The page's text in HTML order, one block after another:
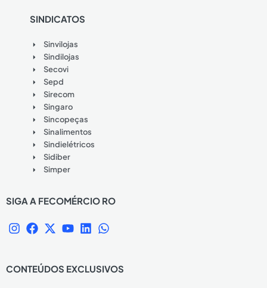
SINDICATOS
Sinvilojas
Sindilojas
Secovi
Sepd
Sirecom
Singaro
Sincopeças
Sinalimentos
Sindielétricos
Sidiber
Simper
SIGA A FECOMÉRCIO RO
I
n
a
F
a
b
X
-
i
Y
o
u
L
i
e
W
h
s
CONTEÚDOS EXCLUSIVOS